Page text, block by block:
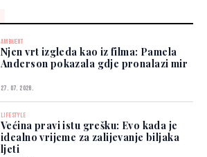
AMBIJENT
Njen vrt izgleda kao iz filma: Pamela
Anderson pokazala gdje pronalazi mir
27. 07. 2026.
LIFESTYLE
Većina pravi istu grešku: Evo kada je
idealno vrijeme za zalijevanje biljaka
ljeti